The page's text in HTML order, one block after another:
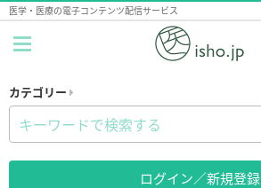
医学・医療の電子コンテンツ配信サービス
カテゴリー
ログイン／新規登録